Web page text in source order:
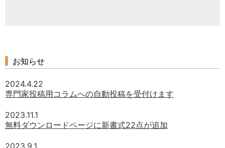
お知らせ
2024.4.22
専門家投稿用コラムへの自動投稿を受付けます
2023.11.1
無料ダウンロードページに新書式22点が追加